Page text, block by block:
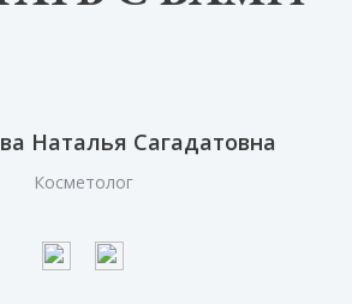
Наталья Сагадатовна
Косметолог